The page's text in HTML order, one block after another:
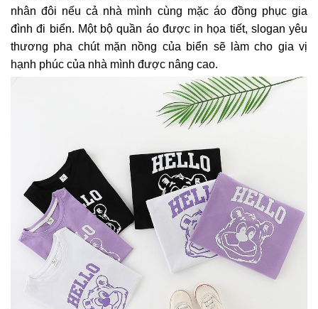
nhân đôi nếu cả nhà mình cùng mặc áo đồng phục gia
đình đi biển. Một bộ quần áo được in họa tiết, slogan yêu
thương pha chút mặn nồng của biển sẽ làm cho gia vị
hạnh phúc của nhà mình được nâng cao.